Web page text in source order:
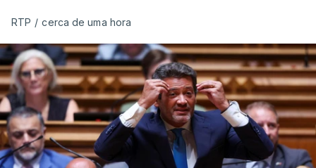
RTP / cerca de uma hora